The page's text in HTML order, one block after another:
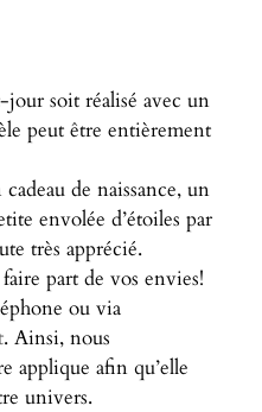
jour soit réalisé avec un
peut être entièrement
de naissance, un
envolée d’étoiles par
très apprécié.
part de vos envies!
ou via
. Ainsi, nous
applique afin qu’elle
univers.